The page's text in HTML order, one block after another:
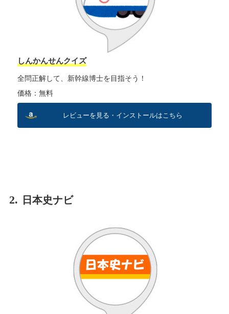
しんかんせんクイズ
全問正解して、新幹線博士を目指そう！
価格：無料
レビューを見る・インストールはこちら
2. 日本史ナビ